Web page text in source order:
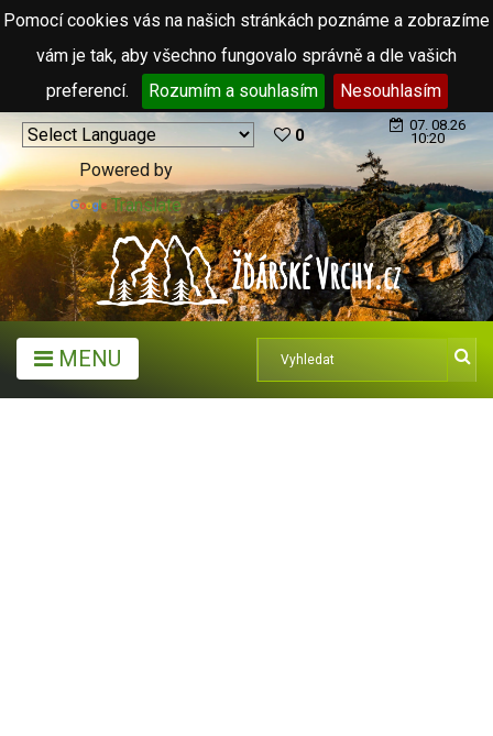
Pomocí cookies vás na našich stránkách poznáme a zobrazíme
vám je tak, aby všechno fungovalo správně a dle vašich
preferencí.
Rozumím a souhlasím Nesouhlasím
Powered by
Translate
0
07. 08.26
10:20
MENU